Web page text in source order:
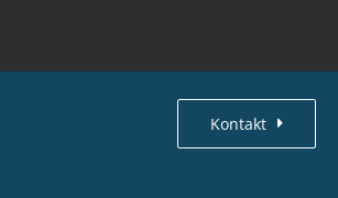
Kontakt